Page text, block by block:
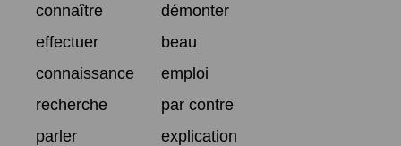
connaître
démonter
effectuer
beau
connaissance
emploi
recherche
par contre
parler
explication